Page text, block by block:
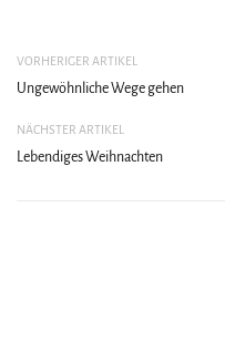
VORHERIGER ARTIKEL
Ungewöhnliche Wege gehen
NÄCHSTER ARTIKEL
Lebendiges Weihnachten